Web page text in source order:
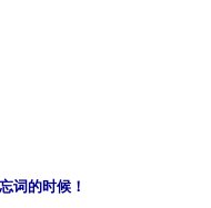
词的时候！